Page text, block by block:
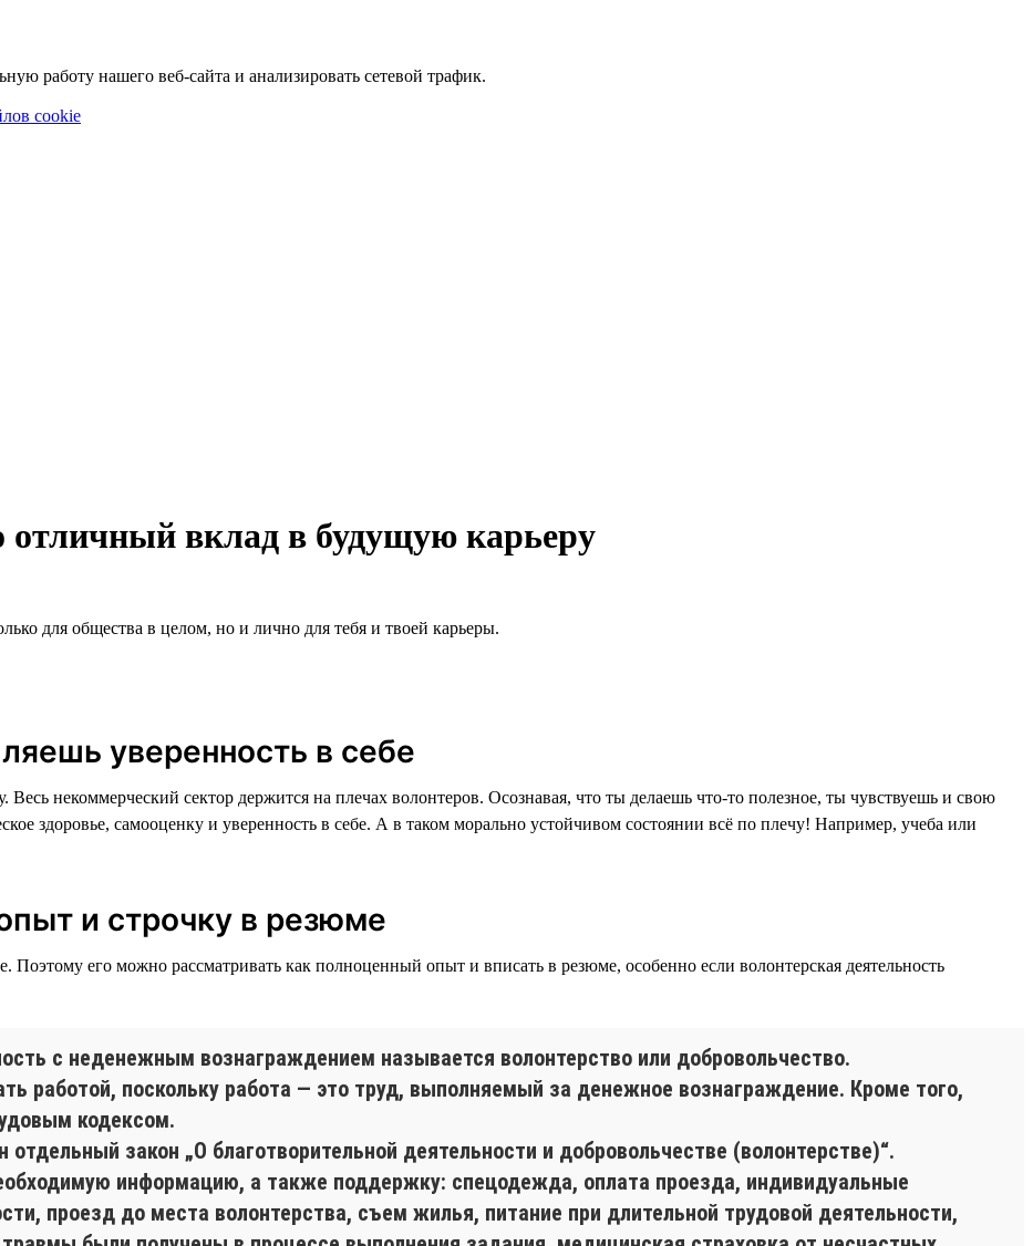
работу нашего веб-сайта и анализировать сетевой трафик.
cookie
вклад в будущую карьеру
для общества в целом, но и лично для тебя и твоей карьеры.
уверенность в себе
некоммерческий сектор держится на плечах волонтеров. Осознавая, что ты делаешь что-то полезное, ты чувствуешь и свою
здоровье, самооценку и уверенность в себе. А в таком морально устойчивом состоянии всё по плечу! Например, учеба или
и строчку в резюме
Поэтому его можно рассматривать как полноценный опыт и вписать в резюме, особенно если волонтерская деятельность
с неденежным вознаграждением называется волонтерство или добровольчество.
работой, поскольку работа — это труд, выполняемый за денежное вознаграждение. Кроме того,
кодексом.
закон „О благотворительной деятельности и добровольчестве (волонтерстве)“.
информацию, а также поддержку: спецодежда, оплата проезда, индивидуальные
проезд до места волонтерства, съем жилья, питание при длительной трудовой деятельности,